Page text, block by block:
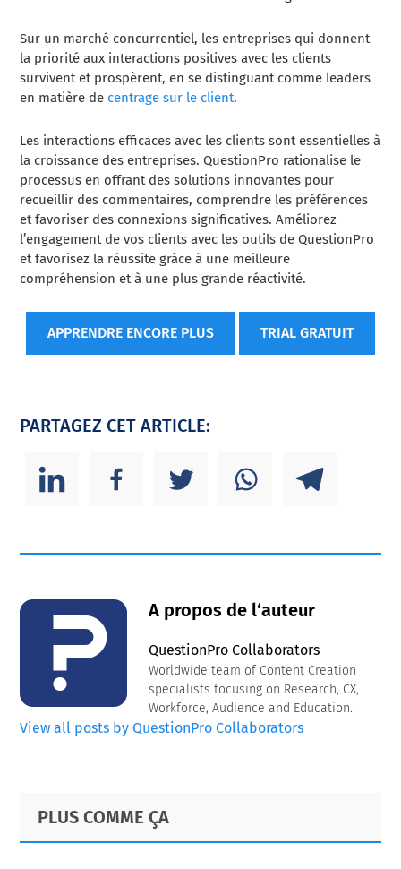
Sur un marché concurrentiel, les entreprises qui donnent
la priorité aux interactions positives avec les clients
survivent et prospèrent, en se distinguant comme leaders
en matière de centrage sur le client.
Les interactions efficaces avec les clients sont essentielles à
la croissance des entreprises. QuestionPro rationalise le
processus en offrant des solutions innovantes pour
recueillir des commentaires, comprendre les préférences
et favoriser des connexions significatives. Améliorez
l’engagement de vos clients avec les outils de QuestionPro
et favorisez la réussite grâce à une meilleure
compréhension et à une plus grande réactivité.
APPRENDRE ENCORE PLUS TRIAL GRATUIT
PARTAGEZ CET ARTICLE:
A propos de l‘auteur
QuestionPro Collaborators
Worldwide team of Content Creation
specialists focusing on Research, CX,
Workforce, Audience and Education.
View all posts by QuestionPro Collaborators
Primary
Sidebar
Footer
PLUS COMME ÇA